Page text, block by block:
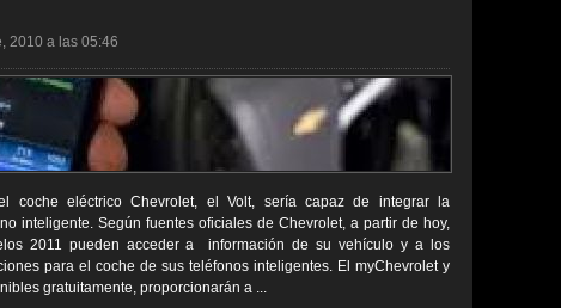
2010 a las 05:46
coche eléctrico Chevrolet, el Volt, sería capaz de integrar la
inteligente. Según fuentes oficiales de Chevrolet, a partir de hoy,
2011 pueden acceder a información de su vehículo y a los
para el coche de sus teléfonos inteligentes. El myChevrolet y
gratuitamente, proporcionarán a ...